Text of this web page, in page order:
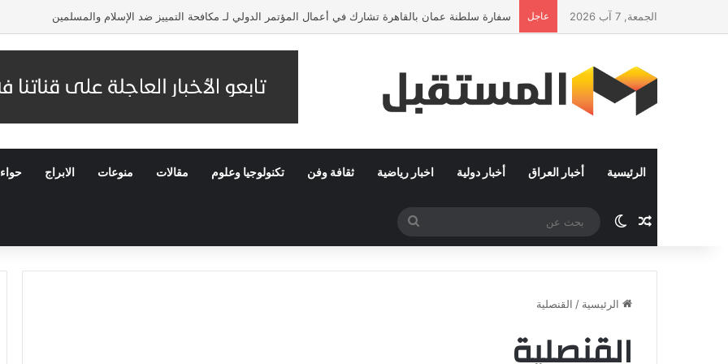
الجمعة, 7 آب 2026 عاجل سفارة سلطنة عمان بالقاهرة تشارك في أعمال المؤتمر الدولي لـ مكافحة التمييز ضد الإسلام والمسلمين
الرئيسية أخبار العراق أخبار دولية اخبار رياضية ثقافة وفن تكنولوجيا وعلوم مقالات منوعات الابراج حواء
مقال عشوائي
الوضع المظلم
عن
الرئيسية / القنصلية